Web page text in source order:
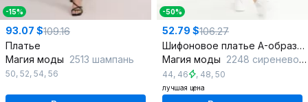
-15%
93.07 $109.16
Платье
Магия моды 2513 шампань
50, 52, 54, 56
-50%
52.79 $106.27
Шифоновое платье A-образного силуэта с бантовой горловиной
Магия моды 2248 сиренево-салатовый
44, 46 , 48, 50
лучшая цена